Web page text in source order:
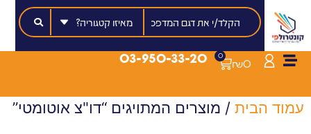
₪0
0
03-950-33-20
עמוד הבית / מוצרים המתויגים “דו"צ אוטומטי”